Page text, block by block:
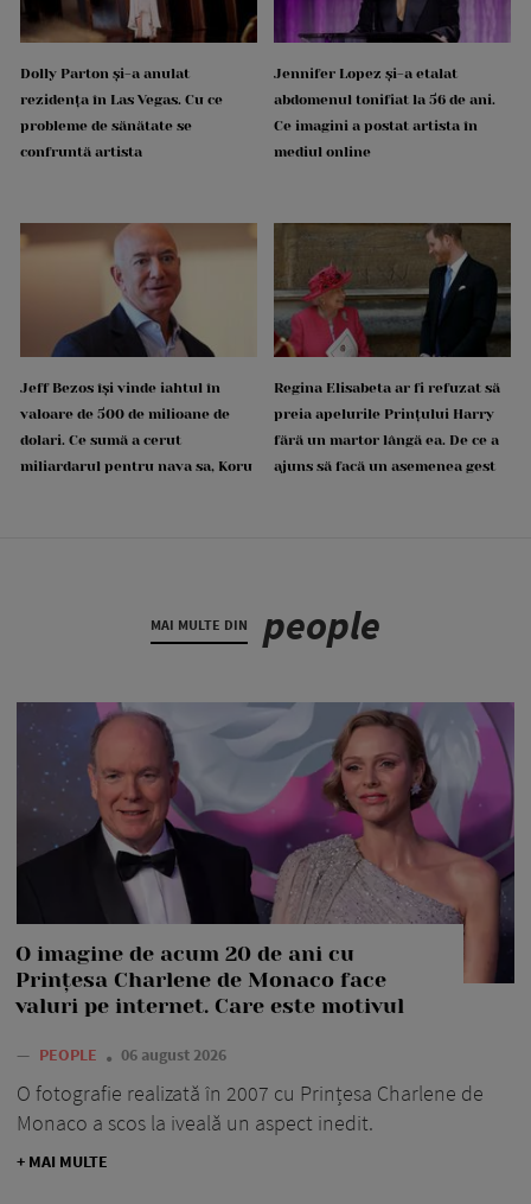
Dolly Parton și-a anulat
rezidența în Las Vegas. Cu ce
probleme de sănătate se
confruntă artista
Jennifer Lopez și-a etalat
abdomenul tonifiat la 56 de ani.
Ce imagini a postat artista în
mediul online
Jeff Bezos își vinde iahtul în
valoare de 500 de milioane de
dolari. Ce sumă a cerut
miliardarul pentru nava sa, Koru
Regina Elisabeta ar fi refuzat să
preia apelurile Prințului Harry
fără un martor lângă ea. De ce a
ajuns să facă un asemenea gest
MAI MULTE DIN people
O imagine de acum 20 de ani cu
Prințesa Charlene de Monaco face
valuri pe internet. Care este motivul
— PEOPLE 06 august 2026
O fotografie realizată în 2007 cu Prințesa Charlene de
Monaco a scos la iveală un aspect inedit.
+ MAI MULTE